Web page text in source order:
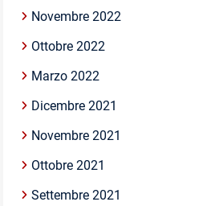
Novembre 2022
Ottobre 2022
Marzo 2022
Dicembre 2021
Novembre 2021
Ottobre 2021
Settembre 2021